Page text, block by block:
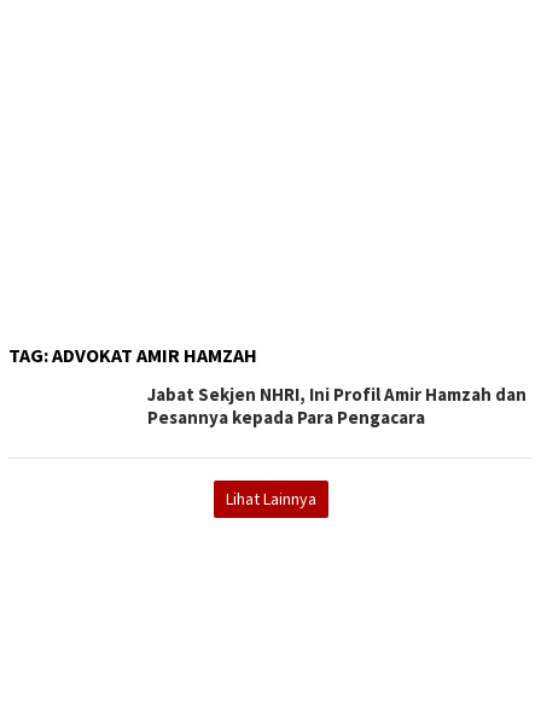
TAG:ADVOKAT AMIR HAMZAH
Jabat Sekjen NHRI, Ini Profil Amir Hamzah dan
Pesannya kepada Para Pengacara
Lihat Lainnya